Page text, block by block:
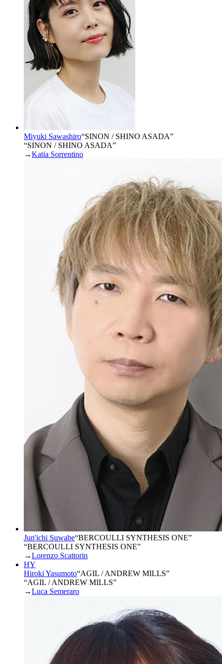
Miyuki Sawashiro“SINON / SHINO ASADA”
“SINON / SHINO ASADA”
→Katia Sorrentino
Jun'ichi Suwabe“BERCOULLI SYNTHESIS ONE”
“BERCOULLI SYNTHESIS ONE”
→Lorenzo Scattorin
HY
Hiroki Yasumoto“AGIL / ANDREW MILLS”
“AGIL / ANDREW MILLS”
→Luca Semeraro